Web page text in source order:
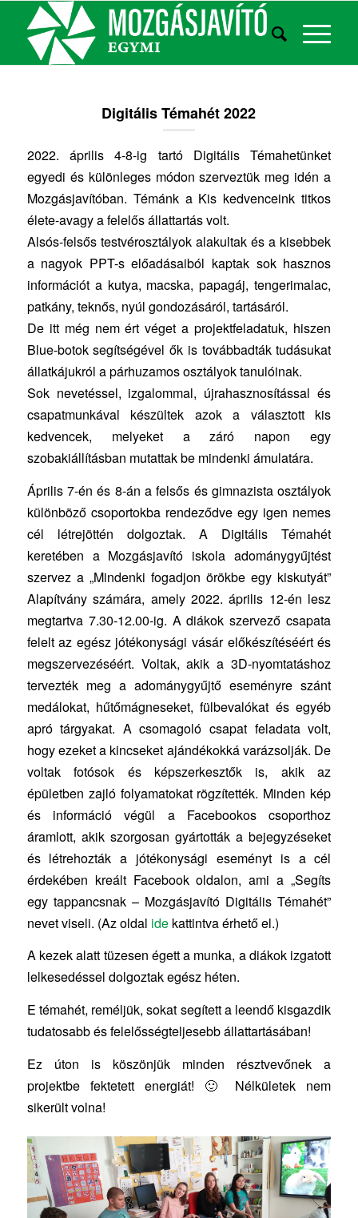
Digitális Témahét 2022
2022. április 4-8-ig tartó Digitális Témahetünket
egyedi és különleges módon szerveztük meg idén a
Mozgásjavítóban. Témánk a Kis kedvenceink titkos
élete-avagy a felelős állattartás volt.
Alsós-felsős testvérosztályok alakultak és a kisebbek
a nagyok PPT-s előadásaiból kaptak sok hasznos
információt a kutya, macska, papagáj, tengerimalac,
patkány, teknős, nyúl gondozásáról, tartásáról.
De itt még nem ért véget a projektfeladatuk, hiszen
Blue-botok segítségével ők is továbbadták tudásukat
állatkájukról a párhuzamos osztályok tanulóinak.
Sok nevetéssel, izgalommal, újrahasznosítással és
csapatmunkával készültek azok a választott kis
kedvencek, melyeket a záró napon egy
szobakiállításban mutattak be mindenki ámulatára.
Április 7-én és 8-án a felsős és gimnazista osztályok
különböző csoportokba rendeződve egy igen nemes
cél létrejöttén dolgoztak. A Digitális Témahét
keretében a Mozgásjavító iskola adománygyűjtést
szervez a „Mindenki fogadjon örökbe egy kiskutyát”
Alapítvány számára, amely 2022. április 12-én lesz
megtartva 7.30-12.00-ig. A diákok szervező csapata
felelt az egész jótékonysági vásár előkészítéséért és
megszervezéséért. Voltak, akik a 3D-nyomtatáshoz
tervezték meg a adománygyűjtő eseményre szánt
medálokat, hűtőmágneseket, fülbevalókat és egyéb
apró tárgyakat. A csomagoló csapat feladata volt,
hogy ezeket a kincseket ajándékokká varázsolják. De
voltak fotósok és képszerkesztők is, akik az
épületben zajló folyamatokat rögzítették. Minden kép
és információ végül a Facebookos csoporthoz
áramlott, akik szorgosan gyártották a bejegyzéseket
és létrehozták a jótékonysági eseményt is a cél
érdekében kreált Facebook oldalon, ami a „Segíts
egy tappancsnak – Mozgásjavító Digitális Témahét”
nevet viseli. (Az oldal idekattintva érhető el.)
A kezek alatt tüzesen égett a munka, a diákok izgatott
lelkesedéssel dolgoztak egész héten.
E témahét, reméljük, sokat segített a leendő kisgazdik
tudatosabb és felelősségteljesebb állattartásában!
Ez úton is köszönjük minden résztvevőnek a
projektbe fektetett energiát! 🙂 Nélkületek nem
sikerült volna!